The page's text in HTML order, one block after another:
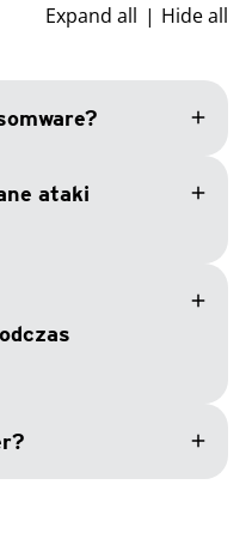
Expand all Hide all
add
ataki
add
add
add